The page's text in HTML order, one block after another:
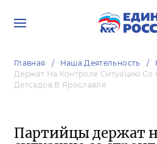
Главная Наша Деятельность
Держат На Контроле Ситуацию Со
Детсадов В Ярославле
Партийцы держат